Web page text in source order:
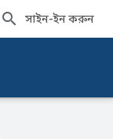
সাইন-ইন করুন